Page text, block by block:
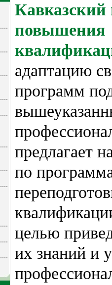
Кавказский
повышения
адаптацию
программ
предлагает
по
целью
их знаний и